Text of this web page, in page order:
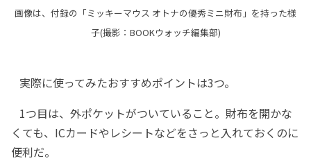
画像は、付録の「ミッキーマウス オトナの優秀ミニ財布」を持った様
子(撮影：BOOKウォッチ編集部)
実際に使ってみたおすすめポイントは3つ。
1つ目は、外ポケットがついていること。財布を開かな
くても、ICカードやレシートなどをさっと入れておくのに
便利だ。